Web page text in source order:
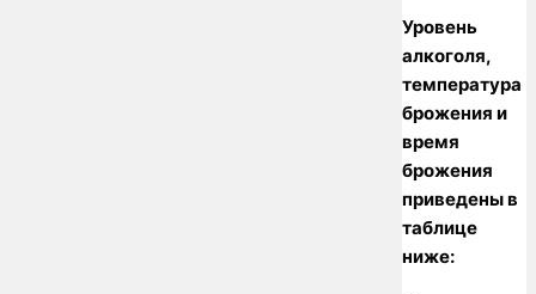
Уровень
алкоголя,
температура
брожения и
время
брожения
приведены в
таблице
ниже: